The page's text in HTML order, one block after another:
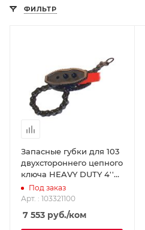
ФИЛЬТР
Запасные губки для 103
двухстороннего цепного
ключа HEAVY DUTY 4''
SUPER-EGO 103321100
Под заказ
Арт. : 103321100
7 553 руб./ком